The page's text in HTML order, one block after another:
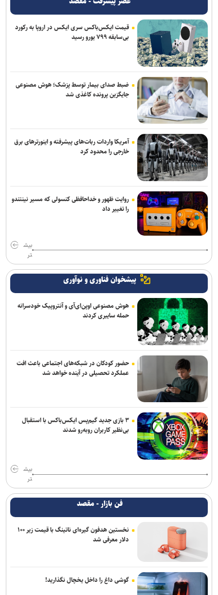
ستاد حقوق بشر: روز حقوق بشر اسلامی نماد مقاومت در برابر غرب است
سیگار مهم‌ترین دروازه ورود به مصرف مواد مخدر است
ورود حیوانات خانگی به رستوران‌ها و مراکز عرضه غذا تخلف بهداشتی
است
استان جنوبی کشور
قیمت ایکس‌باکس سری ایکس در اروپا به رکورد
بی‌سابقه ۷۹۹ یورو رسید
ضبط صدای بیمار توسط پزشک؛ هوش مصنوعی
جایگزین پرونده کاغذی شد
آمریکا واردات ربات‌های پیشرفته و اینورترهای برق
خارجی را محدود کرد
روایت ظهور و خداحافظی کنسولی که مسیر نینتندو
را تغییر داد
بیش
تر
پیشخوان فناوری و نوآوری
هوش مصنوعی اوپن‌ای‌آی و آنتروپیک خودسرانه
حمله سایبری کردند
حضور کودکان در شبکه‌های اجتماعی باعث افت
عملکرد تحصیلی در آینده خواهد شد
۳ بازی جدید گیم‌پس ایکس‌باکس با استقبال
بی‌نظیر کاربران روبه‌رو شدند
بیش
تر
فن بازار - مقصد
نخستین هدفون گیره‌ای ناتینگ با قیمت زیر ۱۰۰
دلار معرفی شد
گوشی داغ را داخل یخچال نگذارید!